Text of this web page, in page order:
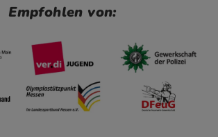
Empfohlen von: